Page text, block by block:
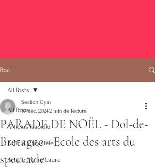
Post
All Posts
Articles Isabelle
Article Chrystèle
Article Marie-Laure
All Posts
PARADE DE NOËL - Dol-de-
Bretagne - Ecole des arts du
spectacle
Section Gym
19 déc. 20242 min de lecture